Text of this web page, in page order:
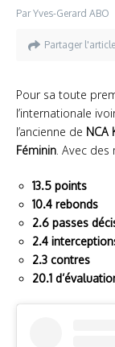
ParYves-Gerard ABO
Partager l'article
Pour sa toute
l’internationale
l’ancienne de NCA
Féminin. Avec
13.5 points
10.4 rebonds
2.6 passes
2.4
2.3 contres
20.1